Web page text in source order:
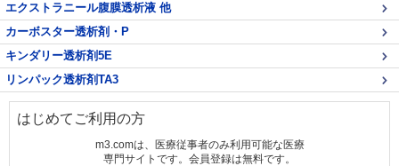
エクストラニール腹膜透析液 他
カーボスター透析剤・P
キンダリー透析剤5E
リンパック透析剤TA3
はじめてご利用の方
m3.comは、医療従事者のみ利用可能な医療
専門サイトです。会員登録は無料です。